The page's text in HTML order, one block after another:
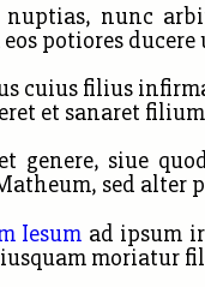
nunc
potiores ducere
cuius filius
et sanaret
genere, siue
sed
Iesum ad ipsum
moriatur